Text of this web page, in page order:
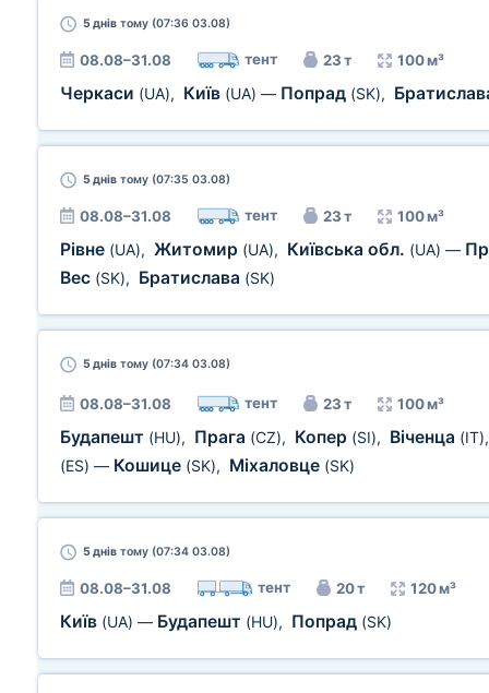
5 днів тому (07:36 03.08)
08.08–31.08 тент 23 т 100 м³
Черкаси (UA), Київ (UA) — Попрад (SK),
5 днів тому (07:35 03.08)
08.08–31.08 тент 23 т 100 м³
Рівне (UA), Житомир (UA), Київська обл. (UA) —
Вес (SK), Братислава (SK)
5 днів тому (07:34 03.08)
08.08–31.08 тент 23 т 100 м³
Будапешт (HU), Прага (CZ), Копер (SI), Віченца (IT)
(ES) — Кошице (SK), Міхаловце (SK)
5 днів тому (07:34 03.08)
08.08–31.08 тент 20 т 120 м³
Київ (UA) — Будапешт (HU), Попрад (SK)